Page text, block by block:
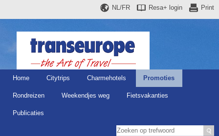
Print
Resa+ login
NL/FR
Home Citytrips Charmehotels Promoties
Rondreizen Weekendjes weg Fietsvakanties
Publicaties